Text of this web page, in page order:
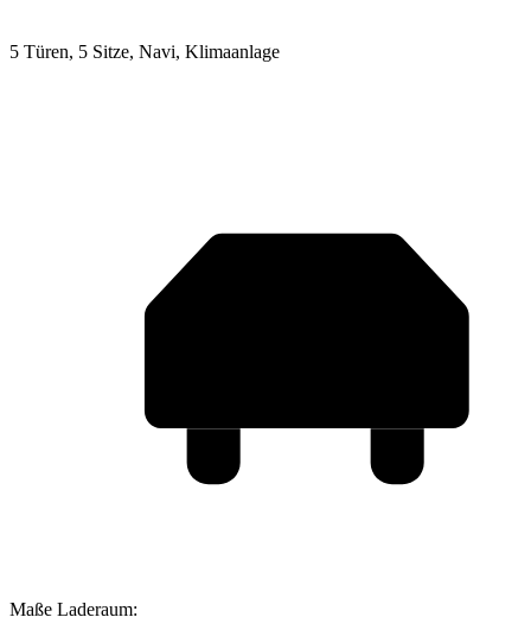
5 Türen, 5 Sitze, Navi, Klimaanlage
Maße Laderaum: